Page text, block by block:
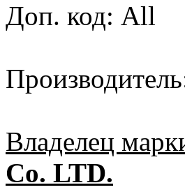
Доп. код: All
Владелец
Co. LTD.